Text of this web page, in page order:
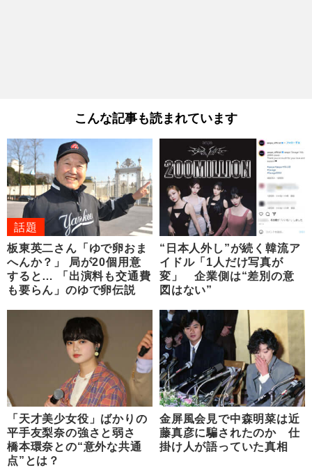
こんな記事も読まれています
話題
板東英二さん「ゆで卵おま
へんか？」 局が20個用意
すると… 「出演料も交通費
も要らん」のゆで卵伝説
“日本人外し”が続く韓流ア
イドル「1人だけ写真が
変」 企業側は“差別の意
図はない”
「天才美少女役」ばかりの
平手友梨奈の強さと弱さ
橋本環奈との“意外な共通
点”とは？
金屏風会見で中森明菜は近
藤真彦に騙されたのか 仕
掛け人が語っていた真相